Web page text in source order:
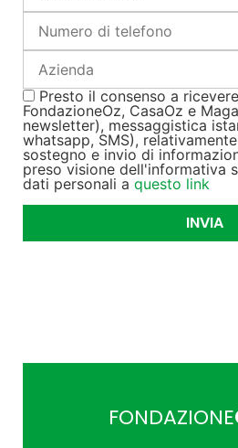
Presto il consenso a
FondazioneOz, CasaOz e
newsletter), messaggistica
whatsapp, SMS),
sostegno e invio di
preso visione dell'informativa
dati personali a questo link
INVIA
FONDAZIONE